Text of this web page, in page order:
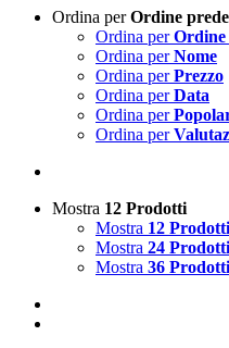
Ordina perOrdine
Ordina per
Ordina perNome
Ordina perPrezzo
Ordina perData
Ordina per
Ordina per
Mostra 12 Prodotti
Mostra 12 Prodotti
Mostra 24 Prodotti
Mostra 36 Prodotti